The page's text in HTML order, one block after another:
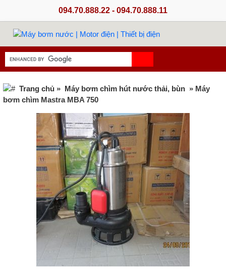
094.70.888.22 - 094.70.888.11
Trang chủ » Máy bơm chìm hút nước thải, bùn » Máy
bơm chìm Mastra MBA 750